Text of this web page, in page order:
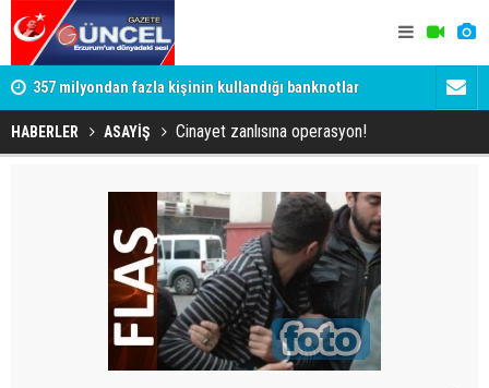
357 milyondan fazla kişinin kullandığı banknotlar
değişiyor
Oltu
HABERLER ASAYİŞ Cinayet zanlısına operasyon!